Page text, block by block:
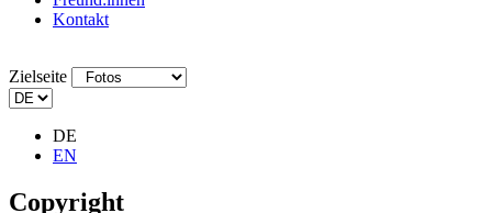
Kontakt
Zielseite
DE
EN
Copyright